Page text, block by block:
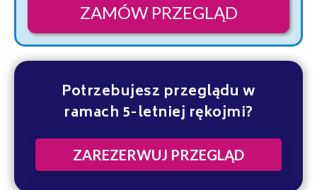
ZAMÓW PRZEGLĄD
Potrzebujesz przeglądu w
ramach 5-letniej rękojmi?
ZAREZERWUJ PRZEGLĄD